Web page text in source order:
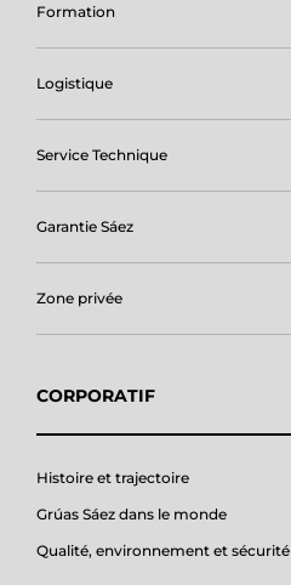
Formation
Logistique
Service Technique
Garantie Sáez
Zone privée
CORPORATIF
Histoire et trajectoire
Grúas Sáez dans le monde
Qualité, environnement et sécurité